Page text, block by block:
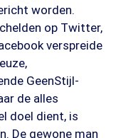
worden.
op Twitter,
verspreide
GeenStijl-
de alles
doel dient, is
De gewone man